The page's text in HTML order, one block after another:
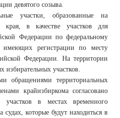
девятого созыва.
участки, образованные на
края, в качестве участков для
Федерации по федеральному
имеющих регистрации по месту
Федерации. На территории
избирательных участков.
обращениями территориальных
крайизбиркома согласовано
участков в местах временного
которые будут находиться в